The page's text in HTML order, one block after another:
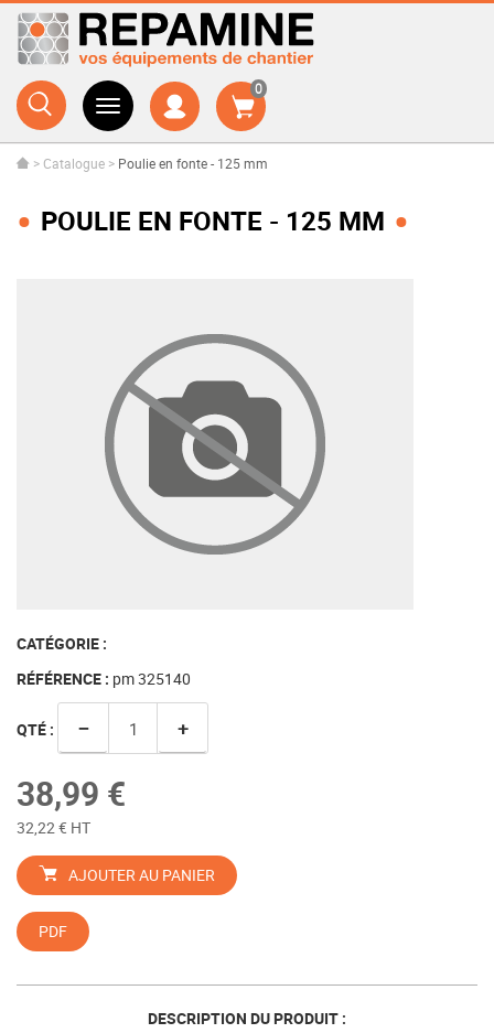
0
> Catalogue > Poulie en fonte - 125 mm
POULIE EN FONTE - 125 MM
CATÉGORIE :
RÉFÉRENCE : pm 325140
QTÉ : − +
38,99 €
32,22 € HT
AJOUTER AU PANIER
PDF
DESCRIPTION DU PRODUIT :